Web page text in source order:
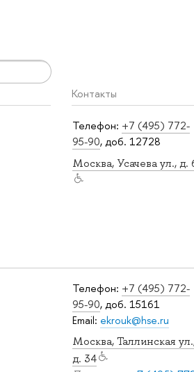
Контакты
Телефон: +7 (495) 772-
95-90, доб. 12728
Москва, Усачева ул., д.
Телефон: +7 (495) 772-
95-90, доб. 15161
Email: ekrouk@hse.ru
Москва, Таллинская
д. 34